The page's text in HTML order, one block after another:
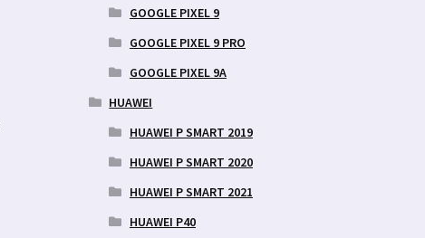
GOOGLE PIXEL 9
GOOGLE PIXEL 9 PRO
GOOGLE PIXEL 9A
HUAWEI
HUAWEI P SMART 2019
HUAWEI P SMART 2020
HUAWEI P SMART 2021
HUAWEI P40